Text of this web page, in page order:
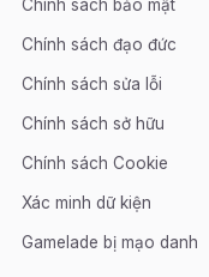
Chính sách bảo mật
Chính sách đạo đức
Chính sách sửa lỗi
Chính sách sở hữu
Chính sách Cookie
Xác minh dữ kiện
Gamelade bị mạo danh